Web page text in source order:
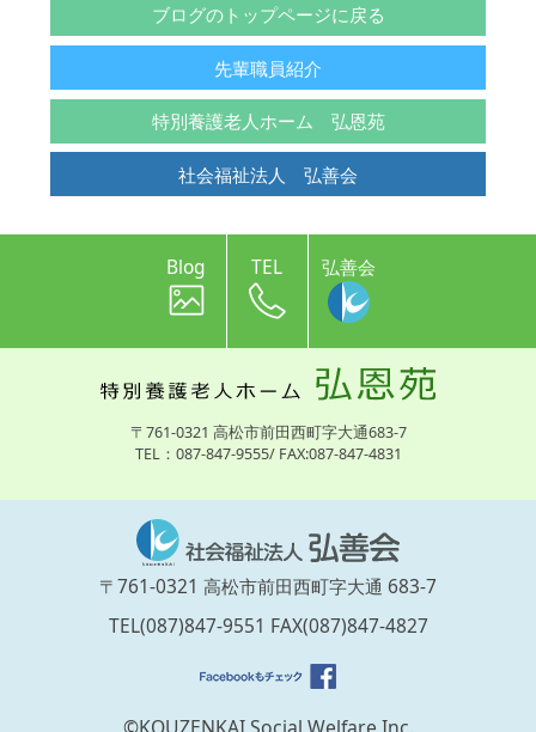
ブログのトップページに戻る
先輩職員紹介
特別養護老人ホーム 弘恩苑
社会福祉法人 弘善会
Blog TEL 弘善会
〒761-0321 高松市前田西町字大通683-7
TEL：087-847-9555/ FAX:087-847-4831
〒761-0321 高松市前田西町字大通 683-7
TEL(087)847-9551 FAX(087)847-4827